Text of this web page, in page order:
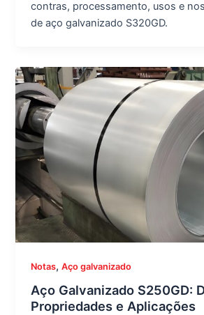
contras, processamento, usos e
de aço galvanizado S320GD.
Notas,Aço galvanizado
Aço Galvanizado S250GD:
Propriedades e Aplicações